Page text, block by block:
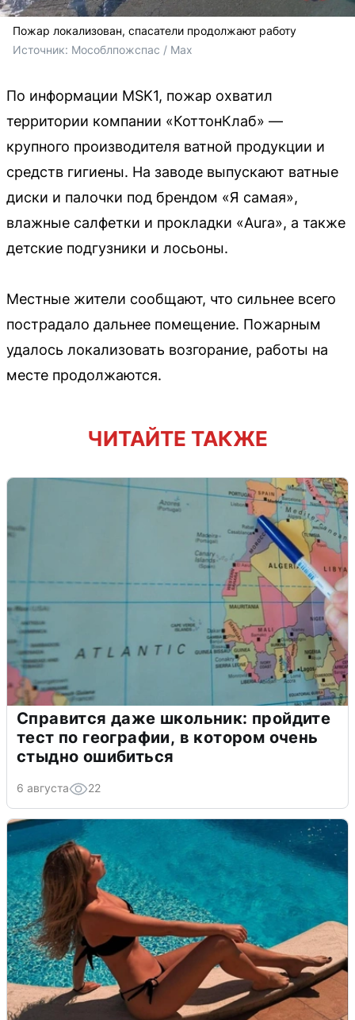
Пожар локализован, спасатели продолжают работу
Источник: Мособлпожспас / Max
По информации MSK1, пожар охватил
территории компании «КоттонКлаб» —
крупного производителя ватной продукции и
средств гигиены. На заводе выпускают ватные
диски и палочки под брендом «Я самая»,
влажные салфетки и прокладки «Aura», а также
детские подгузники и лосьоны.
Местные жители сообщают, что сильнее всего
пострадало дальнее помещение. Пожарным
удалось локализовать возгорание, работы на
месте продолжаются.
ЧИТАЙТЕ ТАКЖЕ
Справится даже школьник: пройдите
тест по географии, в котором очень
стыдно ошибиться
6 августа 22